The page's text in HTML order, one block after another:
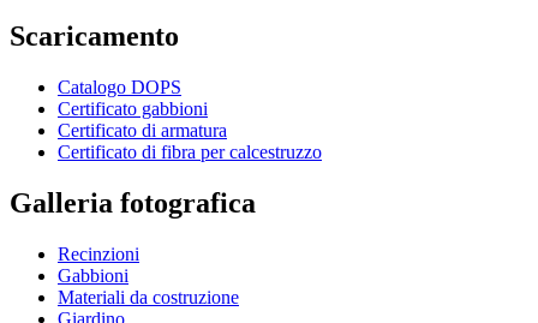
Scaricamento
Catalogo DOPS
Certificato gabbioni
Certificato di armatura
Certificato di fibra per calcestruzzo
Galleria fotografica
Recinzioni
Gabbioni
Materiali da costruzione
Giardino